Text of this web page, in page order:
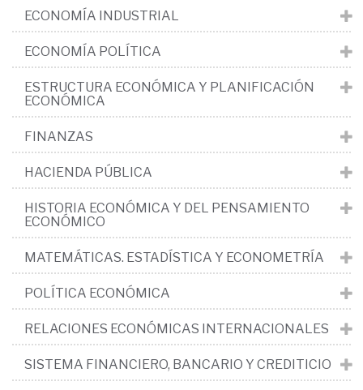
ECONOMÍA INDUSTRIAL
ECONOMÍA POLÍTICA
ESTRUCTURA ECONÓMICA Y PLANIFICACIÓN
ECONÓMICA
FINANZAS
HACIENDA PÚBLICA
HISTORIA ECONÓMICA Y DEL PENSAMIENTO
ECONÓMICO
MATEMÁTICAS. ESTADÍSTICA Y ECONOMETRÍA
POLÍTICA ECONÓMICA
RELACIONES ECONÓMICAS INTERNACIONALES
SISTEMA FINANCIERO, BANCARIO Y CREDITICIO